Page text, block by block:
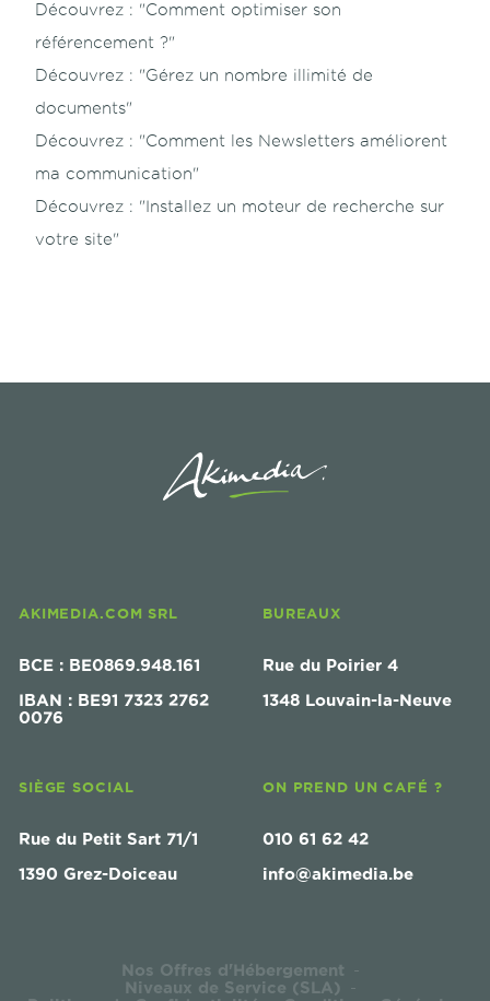
Découvrez : "Comment optimiser son
référencement ?"
Découvrez : "Gérez un nombre illimité de
documents"
Découvrez : "Comment les Newsletters améliorent
ma communication"
Découvrez : "Installez un moteur de recherche sur
votre site"
AKIMEDIA.COM SRL
BCE : BE0869.948.161
IBAN : BE91 7323 2762
0076
BUREAUX
Rue du Poirier 4
1348 Louvain-la-Neuve
SIÈGE SOCIAL
Rue du Petit Sart 71/1
1390 Grez-Doiceau
ON PREND UN CAFÉ ?
010 61 62 42
info@akimedia.be
Nos Offres d'Hébergement -
Niveaux de Service (SLA) -